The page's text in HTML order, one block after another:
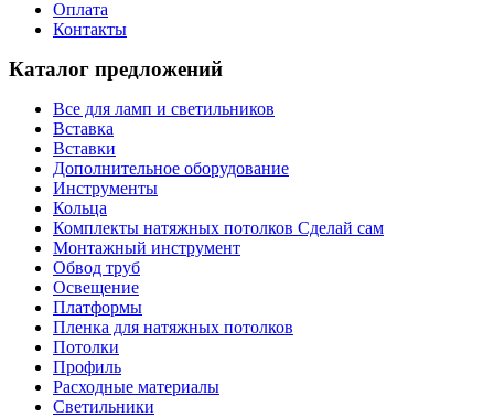
Оплата
Контакты
Каталог предложений
Все для ламп и светильников
Вставка
Вставки
Дополнительное оборудование
Инструменты
Кольца
Комплекты натяжных потолков Сделай сам
Монтажный инструмент
Обвод труб
Освещение
Платформы
Пленка для натяжных потолков
Потолки
Профиль
Расходные материалы
Светильники